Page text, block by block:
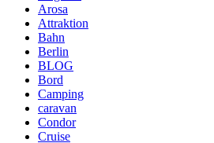
Arosa
Attraktion
Bahn
Berlin
BLOG
Bord
Camping
caravan
Condor
Cruise